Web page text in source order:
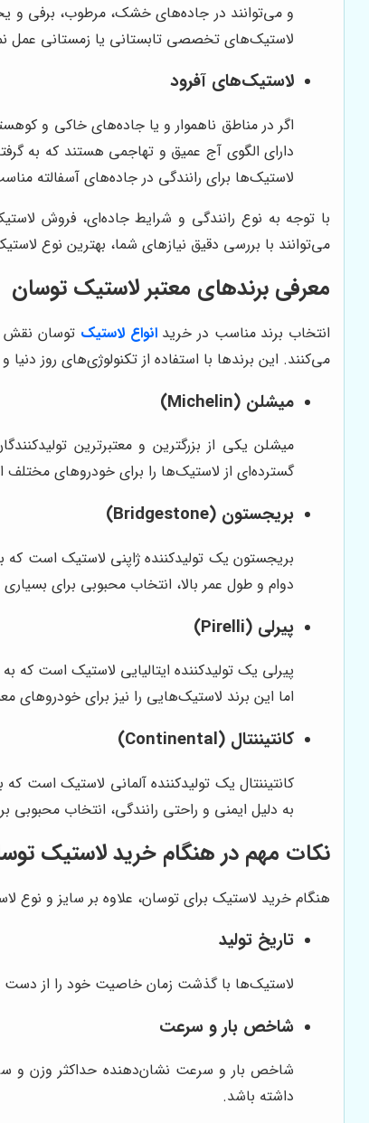
و می‌توانند در جاده‌های خشک، مرطوب، برفی و
لاستیک‌های تخصصی تابستانی یا زمستانی عمل
لاستیک‌های آفرود
اگر در مناطق ناهموار و یا جاده‌های خاکی و
دارای الگوی آج عمیق و تهاجمی هستند که به
لاستیک‌ها برای رانندگی در جاده‌های آسفالته
با توجه به نوع رانندگی و شرایط جاده‌ای، فروش
می‌توانند با بررسی دقیق نیازهای شما، بهترین نوع
معرفی برندهای معتبر لاستیک توسان
انتخاب برند مناسب در خریدانواع لاستیک توسان نقش
می‌کنند. این برندها با استفاده از تکنولوژی‌های روز
میشلن (Michelin)
میشلن یکی از بزرگترین و معتبرترین
گسترده‌ای از لاستیک‌ها را برای خودروهای مختلف
بریجستون (Bridgestone)
بریجستون یک تولیدکننده ژاپنی لاستیک است
دوام و طول عمر بالا، انتخاب محبوبی برای بسیاری
پیرلی (Pirelli)
پیرلی یک تولیدکننده ایتالیایی لاستیک است
اما این برند لاستیک‌هایی را نیز برای خودروهای
کانتیننتال (Continental)
کانتیننتال یک تولیدکننده آلمانی لاستیک است
به دلیل ایمنی و راحتی رانندگی، انتخاب محبوبی
نکات مهم در هنگام خرید لاستیک
هنگام خرید لاستیک برای توسان، علاوه بر سایز و نوع
تاریخ تولید
لاستیک‌ها با گذشت زمان خاصیت خود را از دست می‌دهند، بنابراین
شاخص بار و سرعت
شاخص بار و سرعت نشان‌دهنده حداکثر وزن و
داشته باشد.